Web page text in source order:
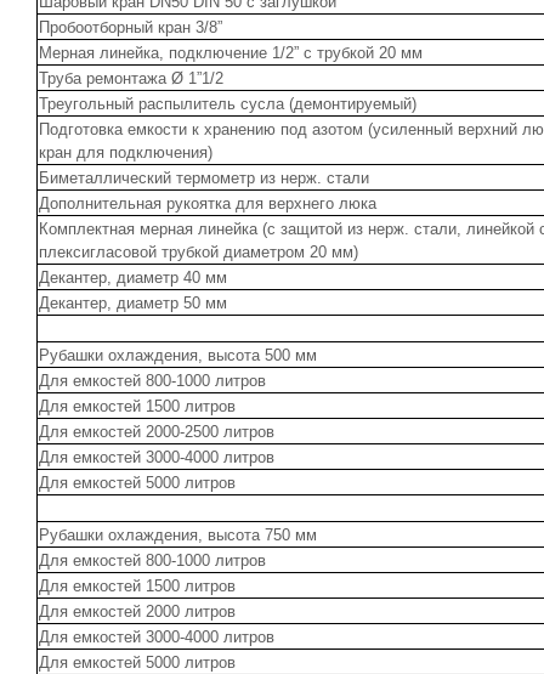
Пробоотборный кран 3/8”
Мерная линейка, подключение 1/2” с трубкой 20 мм
Труба ремонтажа Ø 1”1/2
Треугольный распылитель сусла (демонтируемый)
Подготовка емкости к хранению под азотом (усиленный верхний
кран для подключения)
Биметаллический термометр из нерж. стали
Дополнительная рукоятка для верхнего люка
Комплектная мерная линейка (с защитой из нерж. стали, линейкой
плексигласовой трубкой диаметром 20 мм)
Декантер, диаметр 40 мм
Декантер, диаметр 50 мм
Рубашки охлаждения, высота 500 мм
Для емкостей 800-1000 литров
Для емкостей 1500 литров
Для емкостей 2000-2500 литров
Для емкостей 3000-4000 литров
Для емкостей 5000 литров
Рубашки охлаждения, высота 750 мм
Для емкостей 800-1000 литров
Для емкостей 1500 литров
Для емкостей 2000 литров
Для емкостей 3000-4000 литров
Для емкостей 5000 литров